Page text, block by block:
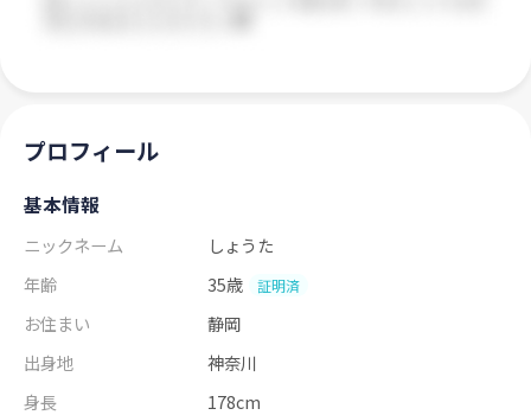
プロフィール
基本情報
ニックネーム
しょうた
年齢
35歳 証明済
お住まい
静岡
出身地
神奈川
身長
178cm